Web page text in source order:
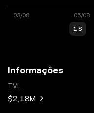
1 S
Informações
TVL
$2,18M